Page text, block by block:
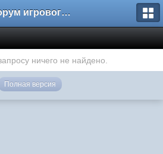
Форум игрового проекта Riverrise
ничего не найдено.
Полная версия